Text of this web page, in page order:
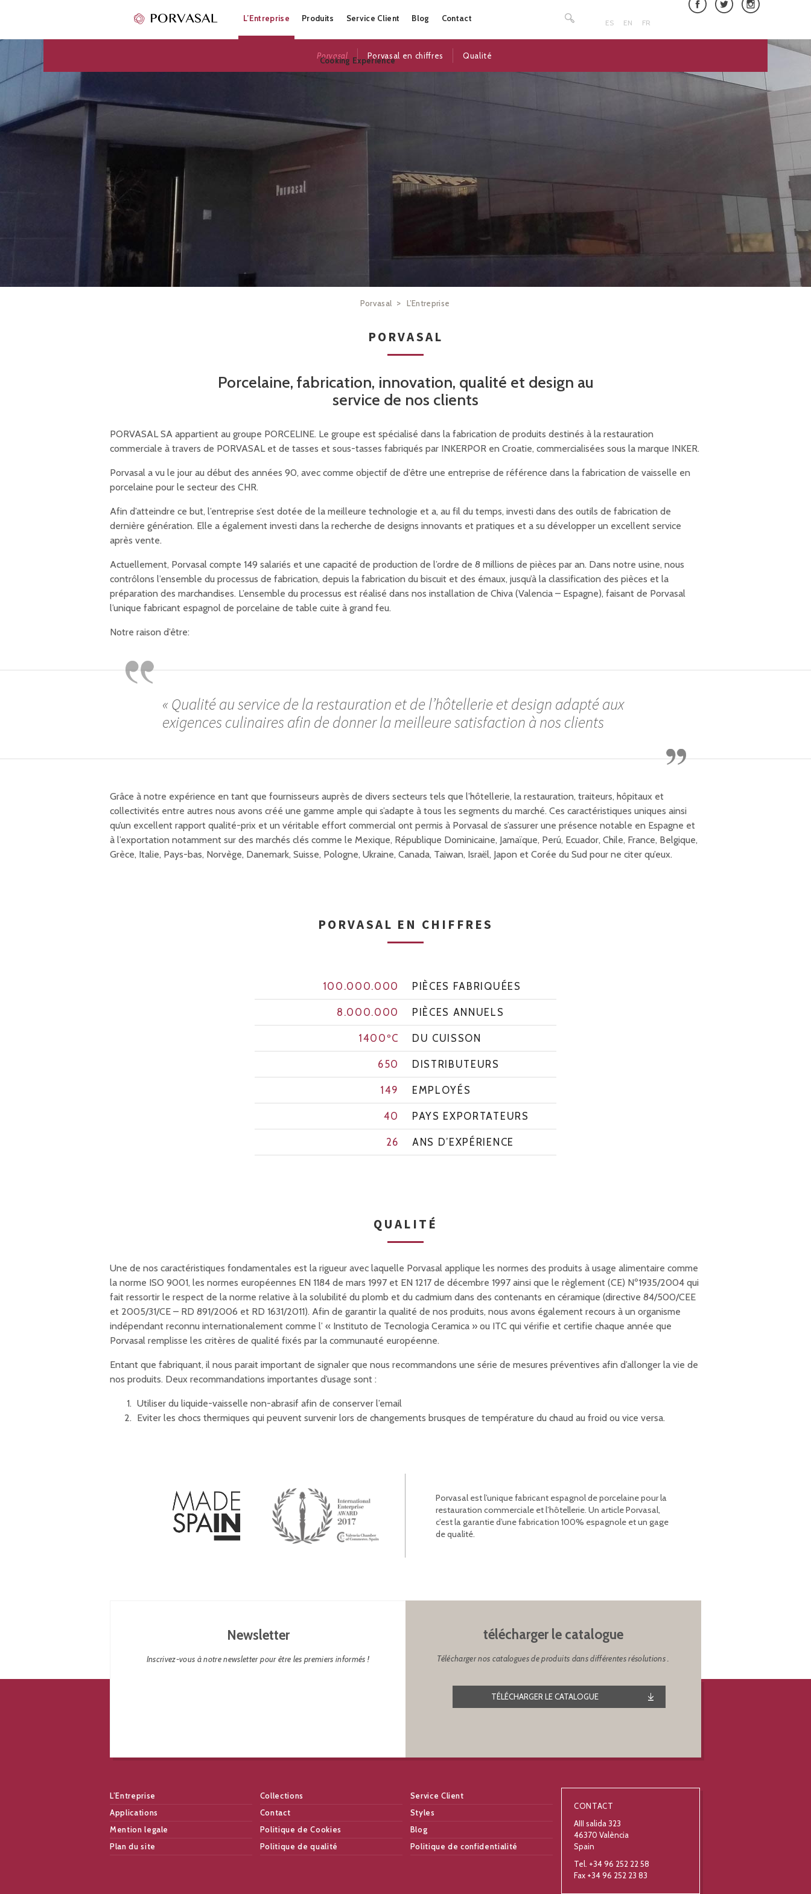
to
L’Entreprise Produits Service Client Blog Contact
Cooking Experience
ES EN FR
Porvasal Porvasal en chiffres Qualité
Porvasal > L’Entreprise
PORVASAL
Porcelaine, fabrication, innovation, qualité et design au
service de nos clients
PORVASAL SA appartient au groupe PORCELINE. Le groupe est spécialisé dans la fabrication de produits destinés à la restauration
commerciale à travers de PORVASAL et de tasses et sous-tasses fabriqués par INKERPOR en Croatie, commercialisées sous la marque INKER.
Porvasal a vu le jour au début des années 90, avec comme objectif de d’être une entreprise de référence dans la fabrication de vaisselle en
porcelaine pour le secteur des CHR.
Afin d’atteindre ce but, l’entreprise s’est dotée de la meilleure technologie et a, au fil du temps, investi dans des outils de fabrication de
dernière génération. Elle a également investi dans la recherche de designs innovants et pratiques et a su développer un excellent service
après vente.
Actuellement, Porvasal compte 149 salariés et une capacité de production de l’ordre de 8 millions de pièces par an. Dans notre usine, nous
contrôlons l’ensemble du processus de fabrication, depuis la fabrication du biscuit et des émaux, jusqu’à la classification des pièces et la
préparation des marchandises. L’ensemble du processus est réalisé dans nos installation de Chiva (Valencia – Espagne), faisant de Porvasal
l’unique fabricant espagnol de porcelaine de table cuite à grand feu.
Notre raison d’être:
« Qualité au service de la restauration et de l’hôtellerie et design adapté aux
exigences culinaires afin de donner la meilleure satisfaction à nos clients
Grâce à notre expérience en tant que fournisseurs auprès de divers secteurs tels que l’hôtellerie, la restauration, traiteurs, hôpitaux et
collectivités entre autres nous avons créé une gamme ample qui s’adapte à tous les segments du marché. Ces caractéristiques uniques ainsi
qu’un excellent rapport qualité-prix et un véritable effort commercial ont permis à Porvasal de s’assurer une présence notable en Espagne et
à l’exportation notamment sur des marchés clés comme le Mexique, République Dominicaine, Jamaïque, Perú, Ecuador, Chile, France, Belgique,
Grèce, Italie, Pays-bas, Norvège, Danemark, Suisse, Pologne, Ukraine, Canada, Taiwan, Israël, Japon et Corée du Sud pour ne citer qu’eux.
PORVASAL EN CHIFFRES
100.000.000 PIÈCES FABRIQUÉES
8.000.000 PIÈCES ANNUELS
1400ºC DU CUISSON
650 DISTRIBUTEURS
149 EMPLOYÉS
40 PAYS EXPORTATEURS
26 ANS D’EXPÉRIENCE
QUALITÉ
Une de nos caractéristiques fondamentales est la rigueur avec laquelle Porvasal applique les normes des produits à usage alimentaire comme
la norme ISO 9001, les normes européennes EN 1184 de mars 1997 et EN 1217 de décembre 1997 ainsi que le règlement (CE) Nº1935/2004 qui
fait ressortir le respect de la norme relative à la solubilité du plomb et du cadmium dans des contenants en céramique (directive 84/500/CEE
et 2005/31/CE – RD 891/2006 et RD 1631/2011). Afin de garantir la qualité de nos produits, nous avons également recours à un organisme
indépendant reconnu internationalement comme l’ « Instituto de Tecnologia Ceramica » ou ITC qui vérifie et certifie chaque année que
Porvasal remplisse les critères de qualité fixés par la communauté européenne.
Entant que fabriquant, il nous parait important de signaler que nous recommandons une série de mesures préventives afin d’allonger la vie de
nos produits. Deux recommandations importantes d’usage sont :
Utiliser du liquide-vaisselle non-abrasif afin de conserver l’email
Eviter les chocs thermiques qui peuvent survenir lors de changements brusques de température du chaud au froid ou vice versa.
Porvasal est l’unique fabricant espagnol de porcelaine pour la
restauration commerciale et l’hôtellerie. Un article Porvasal,
c’est la garantie d’une fabrication 100% espagnole et un gage
de qualité.
Newsletter
Inscrivez-vous à notre newsletter pour être les premiers informés !
télécharger le catalogue
Télécharger nos catalogues de produits dans différentes résolutions .
TÉLÉCHARGER LE CATALOGUE
L’Entreprise Collections
Service Client
Applications
Contact
Styles
Mention legale
Politique de Cookies
Blog
Plan du site
Politique de qualité Politique de confidentialité
CONTACT
AIII salida 323
46370 València
Spain
Tel. +34 96 252 22 58
Fax +34 96 252 23 83